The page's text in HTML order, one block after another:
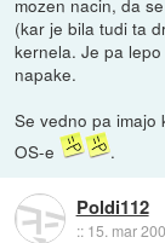
mozen nacin, da
(kar je bila tudi ta
kernela. Je pa
napake.
Se vedno pa imajo
OS-e
.
Poldi112
:: 15. mar